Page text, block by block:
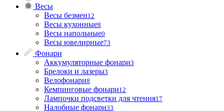
Весы
Весы безмен12
Весы кухонные8
Весы напольные0
Весы ювелирные73
Фонари
Аккумуляторные фонари3
Брелоки и лазеры3
Велофонари8
Кемпинговые фонари12
Лампочки подсветки для чтения17
Налобные фонари33